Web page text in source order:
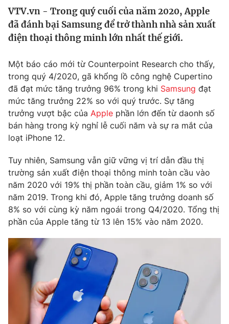
Thế giới
Tin tức
Câu chuyện quốc tế
Kinh tế
Tài chính
Thị trường
Góc doanh nghiệp
Dữ liệu và đời sống
Truyền hình
Phim VTV
Hậu trường
Nhân vật
Khán giả
Giải sao mai
Giải trí
Điện ảnh
Âm nhạc
Sao
Đời sống
Du lịch
Làm đẹp
Chất lượng cuộc sống
Giáo dục
Tuyển sinh
Công nghệ
Hitech Công nghệ tương lai
Sản phẩm
Thị trường
Tư vấn
Giao lưu trực tuyến
Lịch phát sóng
Chuyên mục khác
VTV.vn - Trong quý cuối của năm 2020, Apple
đã đánh bại Samsung để trở thành nhà sản xuất
điện thoại thông minh lớn nhất thế giới.
Một báo cáo mới từ Counterpoint Research cho thấy,
trong quý 4/2020, gã khổng lồ công nghệ Cupertino
đã đạt mức tăng trưởng 96% trong khi Samsung đạt
mức tăng trưởng 22% so với quý trước. Sự tăng
trưởng vượt bậc của Apple phần lớn đến từ daonh số
bán hàng trong kỳ nghỉ lễ cuối năm và sự ra mắt của
loạt iPhone 12.
Tuy nhiên, Samsung vẫn giữ vững vị trí dẫn đầu thị
trường sản xuất điện thoại thông minh toàn cầu vào
năm 2020 với 19% thị phần toàn cầu, giảm 1% so với
năm 2019. Trong khi đó, Apple tăng trưởng doanh số
8% so với cùng kỳ năm ngoái trong Q4/2020. Tổng thị
phần của Apple tăng từ 13 lên 15% vào năm 2020.